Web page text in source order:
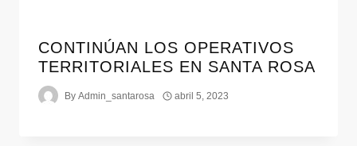
CONTINÚAN LOS OPERATIVOS
TERRITORIALES EN SANTA ROSA
By Admin_santarosa abril 5, 2023